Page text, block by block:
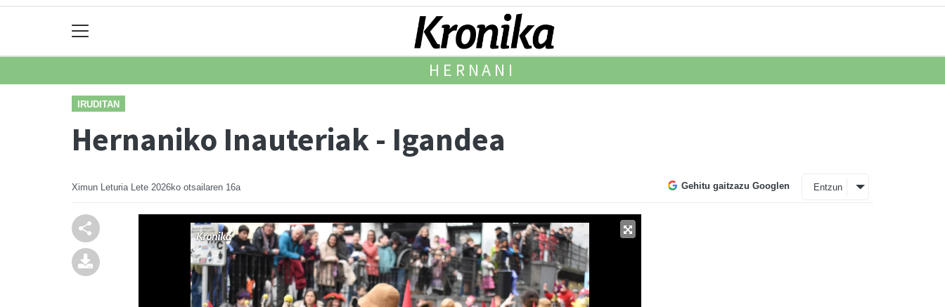
HERNANI
IRUDITAN
Hernaniko Inauteriak - Igandea
Ximun Leturia Lete 2026ko otsailaren 16a Gehitu gaitzazu Googlen Entzun